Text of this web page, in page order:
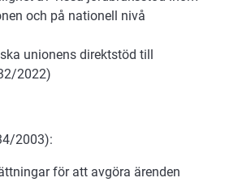
och på nationell nivå
unionens direktstöd till
2022)
2003):
för att avgöra ärenden